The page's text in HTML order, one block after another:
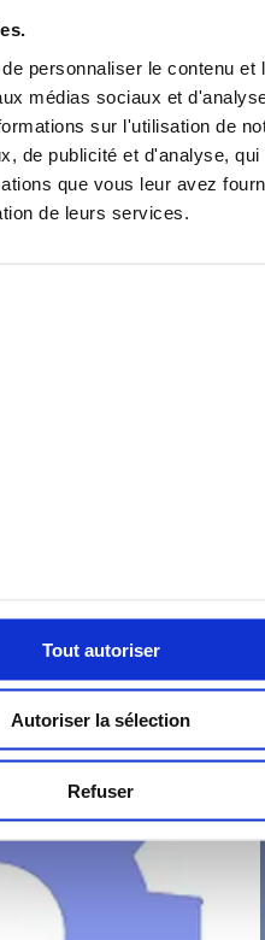
personnaliser le contenu et
médias sociaux et
sur l'utilisation de
de publicité et d'analyse,
que vous leur avez
de leurs services.
Tout autoriser
Autoriser la sélection
Refuser